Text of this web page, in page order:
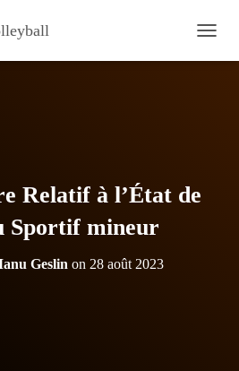
Relatif à l’État de
Sportif mineur
Geslin on 28 août 2023